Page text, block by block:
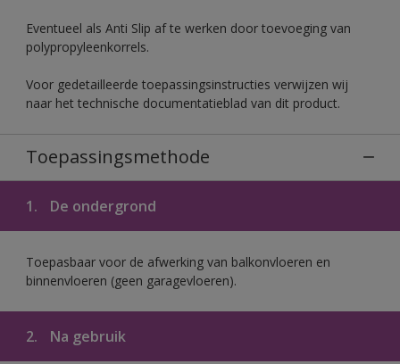
Eventueel als Anti Slip af te werken door toevoeging van
polypropyleenkorrels.
Voor gedetailleerde toepassingsinstructies verwijzen wij
naar het technische documentatieblad van dit product.
Toepassingsmethode
1. De ondergrond
Toepasbaar voor de afwerking van balkonvloeren en
binnenvloeren (geen garagevloeren).
2. Na gebruik